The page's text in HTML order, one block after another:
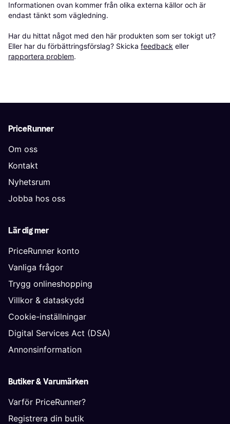
Informationen ovan kommer från olika externa källor och är
endast tänkt som vägledning.
Har du hittat något med den här produkten som ser tokigt ut?
Eller har du förbättringsförslag? Skicka feedback eller
rapportera problem.
PriceRunner
Om oss
Kontakt
Nyhetsrum
Jobba hos oss
Lär dig mer
PriceRunner konto
Vanliga frågor
Trygg onlineshopping
Villkor & dataskydd
Cookie-inställningar
Digital Services Act (DSA)
Annonsinformation
Butiker & Varumärken
Varför PriceRunner?
Registrera din butik